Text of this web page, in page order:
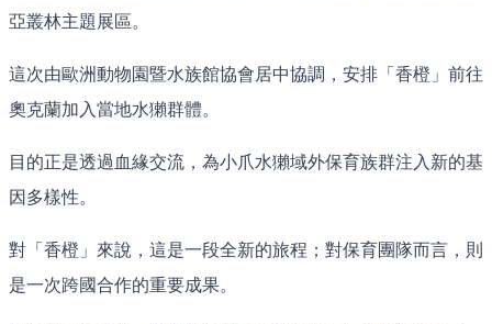
亞叢林主題展區。
這次由歐洲動物園暨水族館協會居中協調，安排「香橙」前往
奧克蘭加入當地水獺群體。
目的正是透過血緣交流，為小爪水獺域外保育族群注入新的基
因多樣性。
對「香橙」來說，這是一段全新的旅程；對保育團隊而言，則
是一次跨國合作的重要成果。